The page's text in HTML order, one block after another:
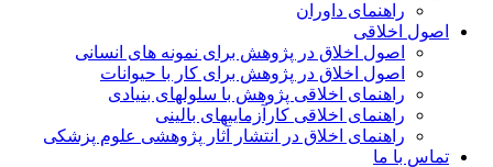
راهنمای داوران
اصول اخلاقی
اصول اخلاق در پژوهش برای نمونه های انسانی
اصول اخلاق در پژوهش برای کار با حیوانات
راهنمای اخلاقی پژوهش با سلولهای بنیادی
راهنمای اخلاقی کارآزماییهای بالینی
راهنمای اخلاق در انتشار آثار پژوهشی علوم پزشکی
تماس با ما